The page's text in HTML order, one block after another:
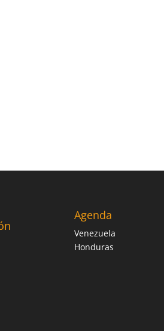
Agenda
Venezuela
Honduras